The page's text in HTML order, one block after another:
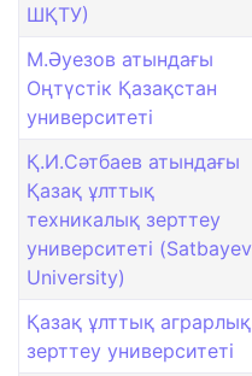
ШҚТУ)
М.Әуезов атындағы
Оңтүстік Қазақстан
университеті
Қ.И.Сәтбаев атындағы
Қазақ ұлттық
техникалық зерттеу
университеті (Satbayev
University)
Қазақ ұлттық аграрлық
зерттеу университеті